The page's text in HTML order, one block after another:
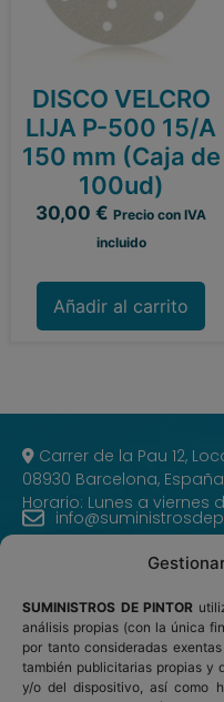
SUMINISTROS DE PINTOR
análisis propias (con la única
por tanto consideradas
también publicitarias propias y
y/o del dispositivo, así como
DISCO VELCRO
LIJA P-500 15/A
150 mm (Caja de
100ud)
30,00€ Precio con IVA
incluido
Añadir al carrito
INICIO
PRODUCTOS
Carrer de la Pau 12,
08930 Barcelona, España
Horario: Lunes a viernes